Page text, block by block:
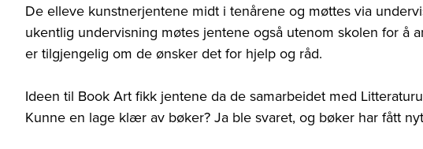
De elleve kunstnerjentene midt i tenårene og møttes via
ukentlig undervisning møtes jentene også utenom skolen for å
er tilgjengelig om de ønsker det for hjelp og råd.
Ideen til Book Art fikk jentene da de samarbeidet med
Kunne en lage klær av bøker? Ja ble svaret, og bøker har fått